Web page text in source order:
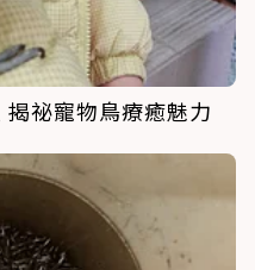
祕寵物鳥療癒魅力